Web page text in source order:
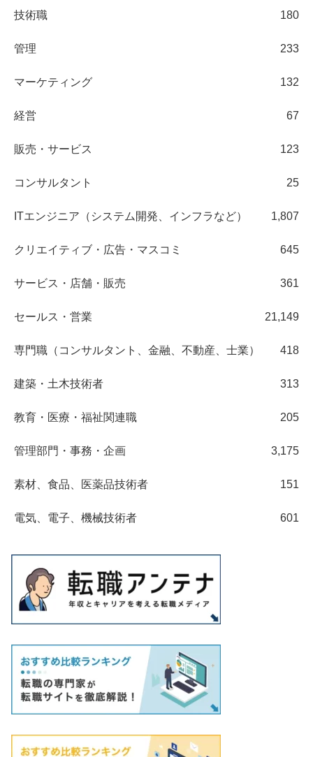
技術職 180
管理 233
マーケティング 132
経営 67
販売・サービス 123
コンサルタント 25
ITエンジニア（システム開発、インフラなど） 1,807
クリエイティブ・広告・マスコミ 645
サービス・店舗・販売 361
セールス・営業 21,149
専門職（コンサルタント、金融、不動産、士業） 418
建築・土木技術者 313
教育・医療・福祉関連職 205
管理部門・事務・企画 3,175
素材、食品、医薬品技術者 151
電気、電子、機械技術者 601